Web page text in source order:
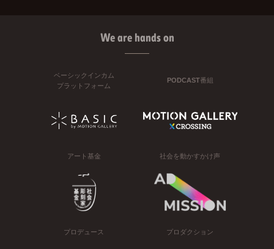
We are hands on
ベーシックインカム
プラットフォーム
PODCAST番組
アート基金 社会を動かすかけ声
プロデュース プロダクション